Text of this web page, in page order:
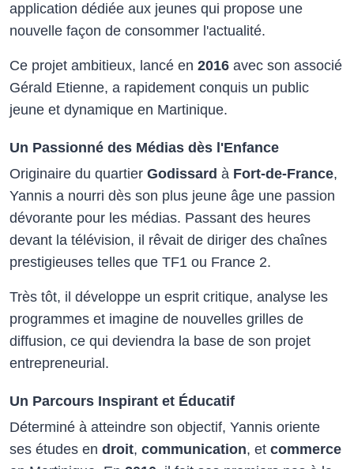
application dédiée aux jeunes qui propose une
nouvelle façon de consommer l'actualité.
Ce projet ambitieux, lancé en 2016 avec son associé
Gérald Etienne, a rapidement conquis un public
jeune et dynamique en Martinique.
Un Passionné des Médias dès l'Enfance
Originaire du quartier Godissard à Fort-de-France,
Yannis a nourri dès son plus jeune âge une passion
dévorante pour les médias. Passant des heures
devant la télévision, il rêvait de diriger des chaînes
prestigieuses telles que TF1 ou France 2.
Très tôt, il développe un esprit critique, analyse les
programmes et imagine de nouvelles grilles de
diffusion, ce qui deviendra la base de son projet
entrepreneurial.
Un Parcours Inspirant et Éducatif
Déterminé à atteindre son objectif, Yannis oriente
ses études en droit, communication, et commerce